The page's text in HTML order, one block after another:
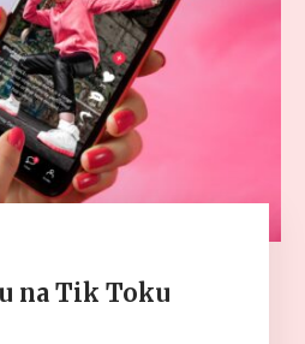
na Tik Toku